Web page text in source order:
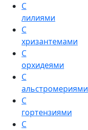
С
лилиями
С
хризантемами
С
орхидеями
С
альстромериями
С
гортензиями
С